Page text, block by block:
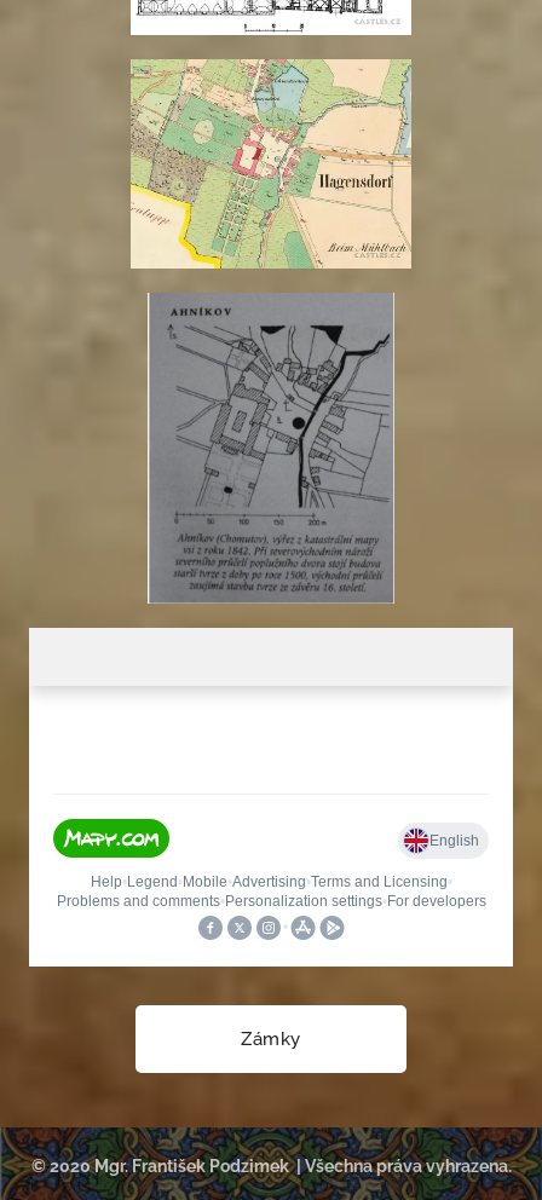
Zámky
© 2020 Mgr. František Podzimek | Všechna práva vyhrazena.